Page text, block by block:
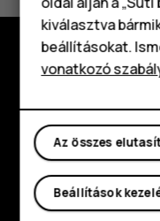
Fedezd fel
Rólunk
Planet and people
Támogatás
kiválasztva
beállításokat.
vonatkozó
Az összes
Beállítások